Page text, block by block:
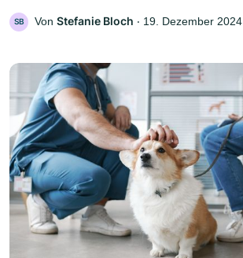
SB Von Stefanie Bloch ‧ 19. Dezember 2024